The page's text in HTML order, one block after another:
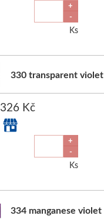
+
-
Ks
330 transparent violet
326 Kč
+
-
Ks
334 manganese violet